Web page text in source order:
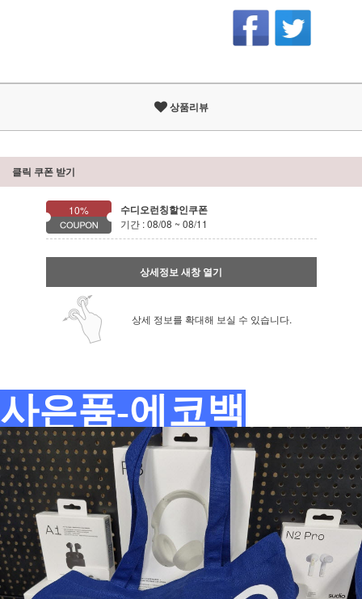
상품리뷰
클릭 쿠폰 받기
10% 수디오런칭할인쿠폰
기간 : 08/08 ~ 08/11
상세정보 새창 열기
상세 정보를 확대해 보실 수 있습니다.
사은품-에코백